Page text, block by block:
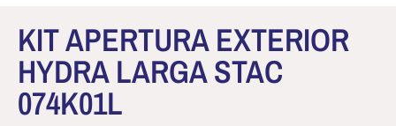
KIT APERTURA EXTERIOR
HYDRA LARGA STAC
074K01L